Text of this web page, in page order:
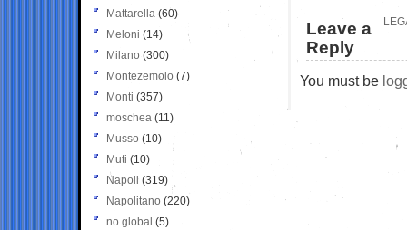
Leave a
Reply
You must be
Mattarella (60)
Meloni (14)
Milano (300)
Montezemolo (7)
Monti (357)
moschea (11)
Musso (10)
Muti (10)
Napoli (319)
Napolitano (220)
no global (5)